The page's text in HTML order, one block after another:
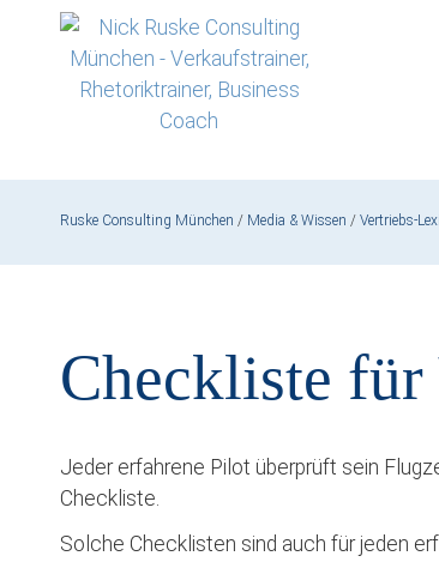
Ruske Consulting München / Media & Wissen / Vertriebs-
Checkliste
Jeder erfahrene Pilot überprüft sein
Checkliste.
Solche Checklisten sind auch für jeden